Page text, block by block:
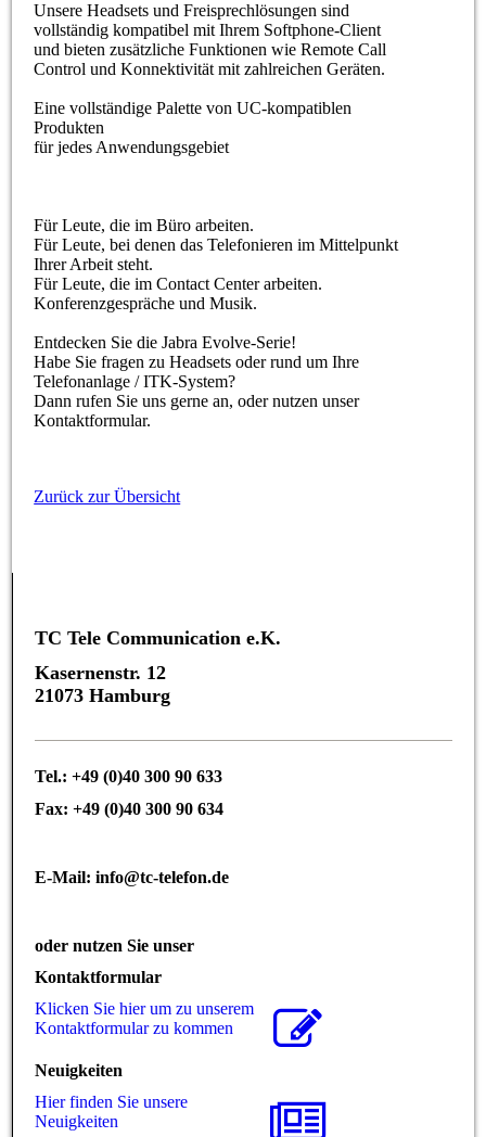
Unsere Headsets und Freisprechlösungen sind
vollständig kompatibel mit Ihrem Softphone-Client
und bieten zusätzliche Funktionen wie Remote Call
Control und Konnektivität mit zahlreichen Geräten.
Eine vollständige Palette von UC-kompatiblen
Produkten
für jedes Anwendungsgebiet
Für Leute, die im Büro arbeiten.
Für Leute, bei denen das Telefonieren im Mittelpunkt
Ihrer Arbeit steht.
Für Leute, die im Contact Center arbeiten.
Konferenzgespräche und Musik.
Entdecken Sie die Jabra Evolve-Serie!
Habe Sie fragen zu Headsets oder rund um Ihre
Telefonanlage / ITK-System?
Dann rufen Sie uns gerne an, oder nutzen unser
Kontaktformular.
Zurück zur Übersicht
TC Tele Communication e.K.
Kasernenstr. 12
21073 Hamburg
Tel.: +49 (0)40 300 90 633
Fax: +49 (0)40 300 90 634
E-Mail: info@tc-telefon.de
oder nutzen Sie unser
Kontaktformular
Klicken Sie hier um zu unserem
Kon­takt­for­mu­lar zu kommen
Neuigkeiten
Hier finden Sie unsere
Neuigkeiten